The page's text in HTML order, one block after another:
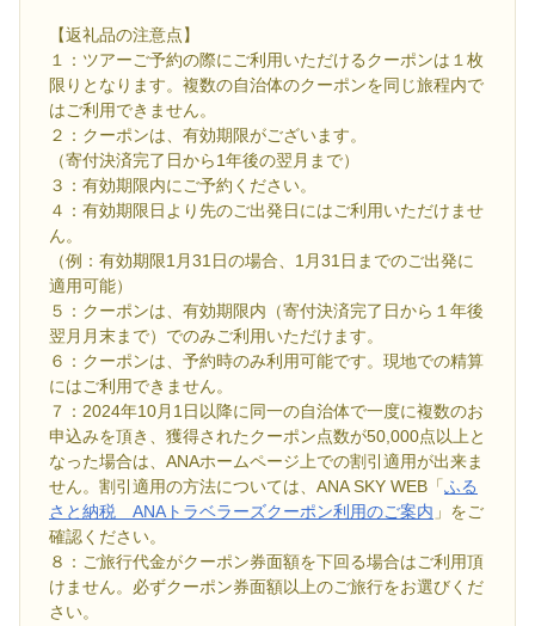
【返礼品の注意点】
１：ツアーご予約の際にご利用いただけるクーポンは１枚
限りとなります。複数の自治体のクーポンを同じ旅程内で
はご利用できません。
２：クーポンは、有効期限がございます。
（寄付決済完了日から1年後の翌月まで）
３：有効期限内にご予約ください。
４：有効期限日より先のご出発日にはご利用いただけませ
ん。
（例：有効期限1月31日の場合、1月31日までのご出発に
適用可能）
５：クーポンは、有効期限内（寄付決済完了日から１年後
翌月月末まで）でのみご利用いただけます。
６：クーポンは、予約時のみ利用可能です。現地での精算
にはご利用できません。
７：2024年10月1日以降に同一の自治体で一度に複数のお
申込みを頂き、獲得されたクーポン点数が50,000点以上と
なった場合は、ANAホームページ上での割引適用が出来ま
せん。割引適用の方法については、ANA SKY WEB「ふる
さと納税 ANAトラベラーズクーポン利用のご案内 」をご
確認ください。
８：ご旅行代金がクーポン券面額を下回る場合はご利用頂
けません。必ずクーポン券面額以上のご旅行をお選びくだ
さい。